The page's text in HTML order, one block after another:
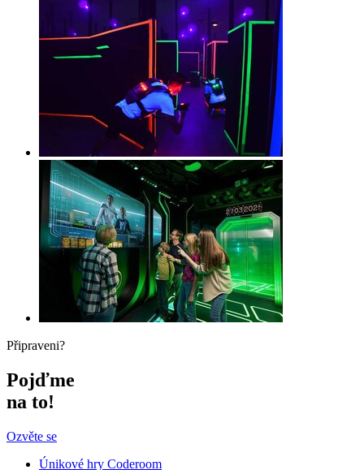
Připraveni?
Pojďme
na to!
Ozvěte se
Únikové hry Coderoom